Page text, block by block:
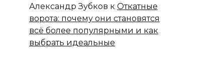
Александр Зубков к Откатные
ворота: почему они становятся
всё более популярными и как
выбрать идеальные